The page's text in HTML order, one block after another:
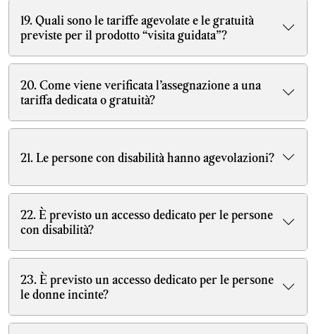
19. Quali sono le tariffe agevolate e le gratuità
previste per il prodotto “visita guidata”?
20. Come viene verificata l’assegnazione a una
tariffa dedicata o gratuità?
21. Le persone con disabilità hanno agevolazioni?
22. È previsto un accesso dedicato per le persone
con disabilità?
23. È previsto un accesso dedicato per le persone
le donne incinte?